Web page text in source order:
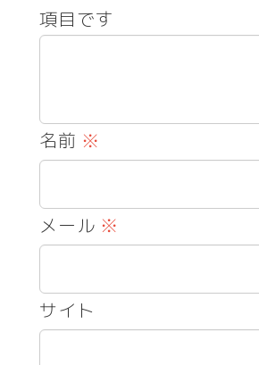
項目です
名前 ※
メール ※
サイト